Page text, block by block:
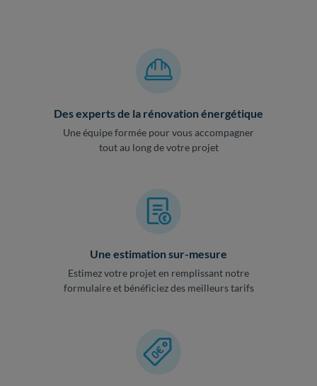
Des experts de la rénovation énergétique
Une équipe formée pour vous accompagner
tout au long de votre projet
Une estimation sur-mesure
Estimez votre projet en remplissant notre
formulaire et bénéficiez des meilleurs tarifs